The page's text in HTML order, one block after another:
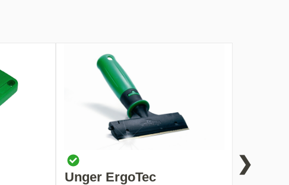
Unger ErgoTec
❯